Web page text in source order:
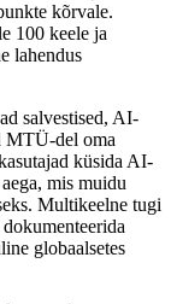
kõrvale.
100 keele ja
lahendus
salvestised, AI-
MTÜ-del oma
küsida AI-
mis muidu
Multikeelne tugi
globaalsetes